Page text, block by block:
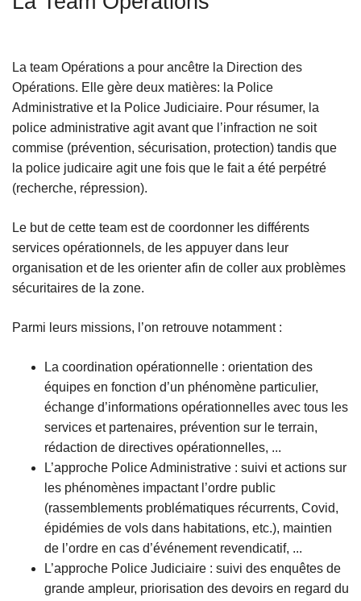
La team Opérations a pour ancêtre la Direction des
Opérations. Elle gère deux matières: la Police
Administrative et la Police Judiciaire. Pour résumer, la
police administrative agit avant que l’infraction ne soit
commise (prévention, sécurisation, protection) tandis que
la police judicaire agit une fois que le fait a été perpétré
(recherche, répression).
Le but de cette team est de coordonner les différents
services opérationnels, de les appuyer dans leur
organisation et de les orienter afin de coller aux problèmes
sécuritaires de la zone.
Parmi leurs missions, l’on retrouve notamment :
La coordination opérationnelle : orientation des
équipes en fonction d’un phénomène particulier,
échange d’informations opérationnelles avec tous les
services et partenaires, prévention sur le terrain,
rédaction de directives opérationnelles, ...
L’approche Police Administrative : suivi et actions sur
les phénomènes impactant l’ordre public
(rassemblements problématiques récurrents, Covid,
épidémies de vols dans habitations, etc.), maintien
de l’ordre en cas d’événement revendicatif, ...
L’approche Police Judiciaire : suivi des enquêtes de
grande ampleur, priorisation des devoirs en regard du